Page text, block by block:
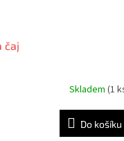
čaj
Skladem (1
Do košíku